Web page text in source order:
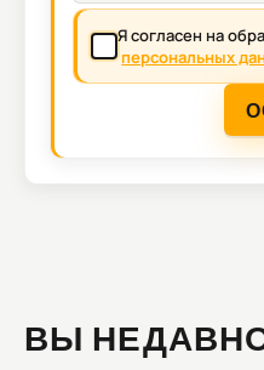
Я согласен на
персональных
ВЫ